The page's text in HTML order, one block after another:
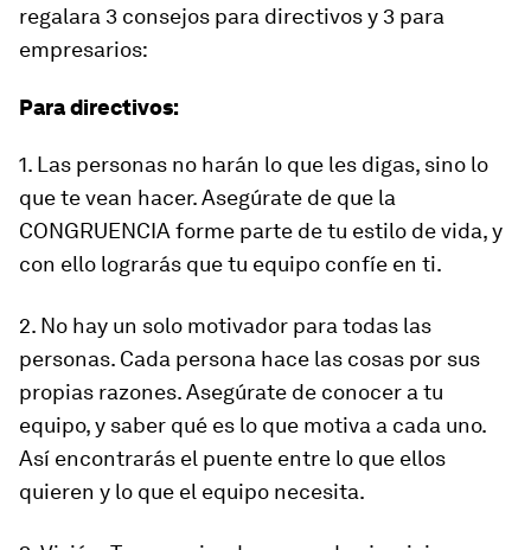
regalara 3 consejos para directivos y 3 para
empresarios:
Para directivos:
1. Las personas no harán lo que les digas, sino lo
que te vean hacer. Asegúrate de que la
CONGRUENCIA forme parte de tu estilo de vida, y
con ello lograrás que tu equipo confíe en ti.
2. No hay un solo motivador para todas las
personas. Cada persona hace las cosas por sus
propias razones. Asegúrate de conocer a tu
equipo, y saber qué es lo que motiva a cada uno.
Así encontrarás el puente entre lo que ellos
quieren y lo que el equipo necesita.